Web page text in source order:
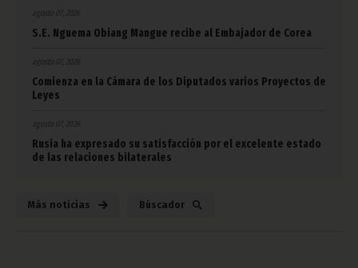
agosto 07, 2026
S.E. Nguema Obiang Mangue recibe al Embajador de Corea
agosto 07, 2026
Comienza en la Cámara de los Diputados varios Proyectos de
Leyes
agosto 07, 2026
Rusia ha expresado su satisfacción por el excelente estado
de las relaciones bilaterales
Más noticias Búscador